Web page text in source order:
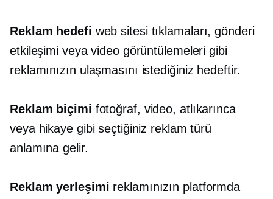
Reklam hedefi web sitesi tıklamaları, gönderi
etkileşimi veya video görüntülemeleri gibi
reklamınızın ulaşmasını istediğiniz hedeftir.
Reklam biçimi fotoğraf, video, atlıkarınca
veya hikaye gibi seçtiğiniz reklam türü
anlamına gelir.
Reklam yerleşimi reklamınızın platformda